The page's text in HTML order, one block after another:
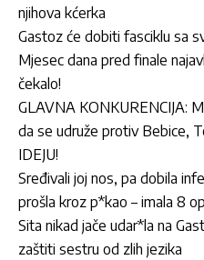
njihova kćerka
Gastoz će dobiti fasciklu sa
Mjesec dana pred finale
čekalo!
GLAVNA KONKURENCIJA:
da se udruže protiv Bebice,
IDEJU!
Sređivali joj nos, pa dobila
prošla kroz p*kao – imala 8
Sita nikad jače udar*la na
zaštiti sestru od zlih jezika